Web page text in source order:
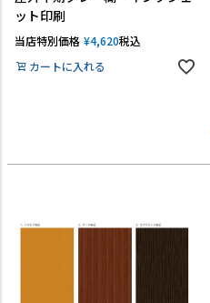
ット印刷
当店特別価格 ¥4,620税込
カートに入れる